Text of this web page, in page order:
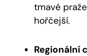
tmavé
hořčejší.
Regionální